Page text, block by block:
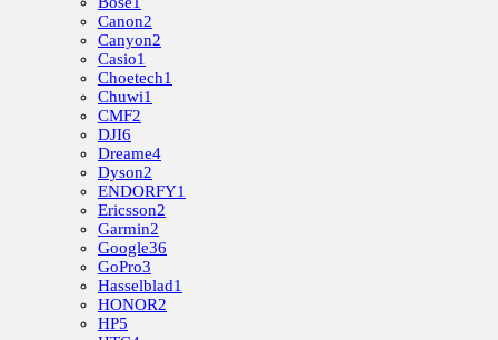
Canon2
Canyon2
Casio1
Choetech1
Chuwi1
CMF2
DJI6
Dreame4
Dyson2
ENDORFY1
Ericsson2
Garmin2
Google36
GoPro3
Hasselblad1
HONOR2
HP5